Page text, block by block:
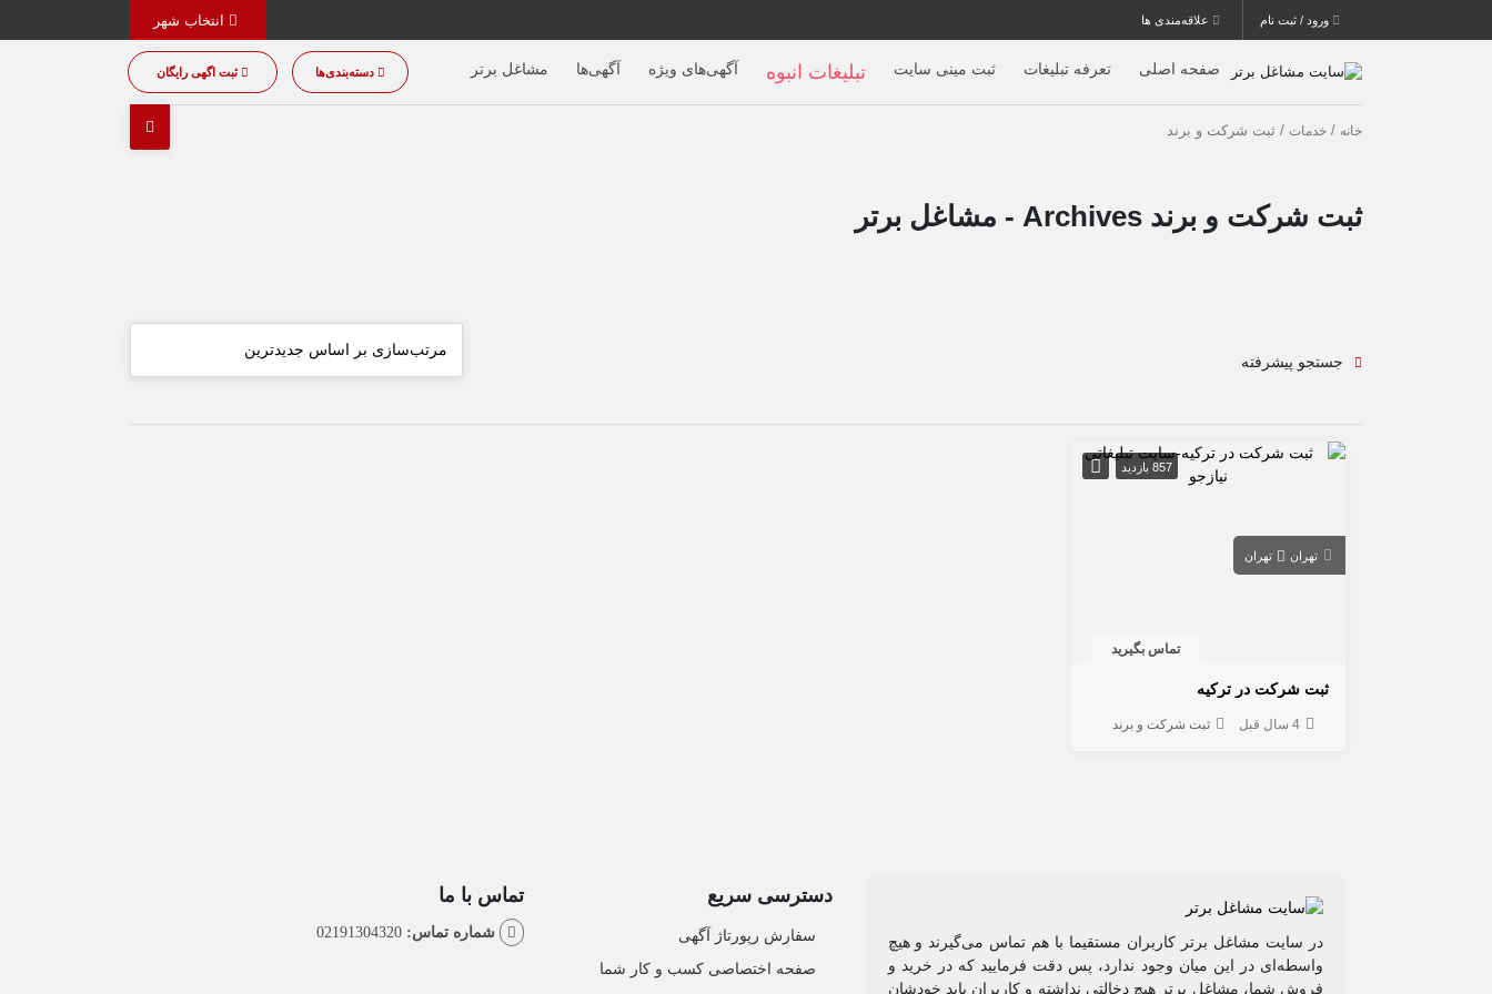
ورود / ثبت نام علاقه‌مندی ها
صفحه اصلی تعرفه تبلیغات ثبت مینی سایت تبلیغات انبوه آگهی‌های ویژه آگهی‌ها مشاغل برتر دسته‌بندی‌ها ثبت اگهی رایگان
خانه / خدمات / ثبت شرکت و برند
ثبت شرکت و برند Archives - مشاغل برتر
جستجو پیشرفته
857 بازدید
تهران تهران
تماس بگیرید
ثبت شرکت در ترکیه
4 سال قبل ثبت شرکت و برند
در سایت مشاغل برتر کاربران مستقیما با هم تماس می‌گیرند و هیچ
واسطه‌ای در این میان وجود ندارد، پس دقت فرمایید که در خرید و
فروشِ شما، مشاغل برتر هیچ دخالتی نداشته و کاربران باید خودشان
دسترسی سریع
سفارش رپورتاژ آگهی
صفحه اختصاصی کسب و کار شما
تماس با ما
شماره تماس: 02191304320